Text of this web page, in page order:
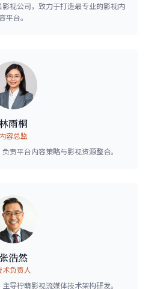
视公司，致力于打造最专业的影视内
平台。
雨桐
内容总监
责平台内容策略与影视资源整合。
张浩然
术负责人
导柠萌影视流媒体技术架构研发。